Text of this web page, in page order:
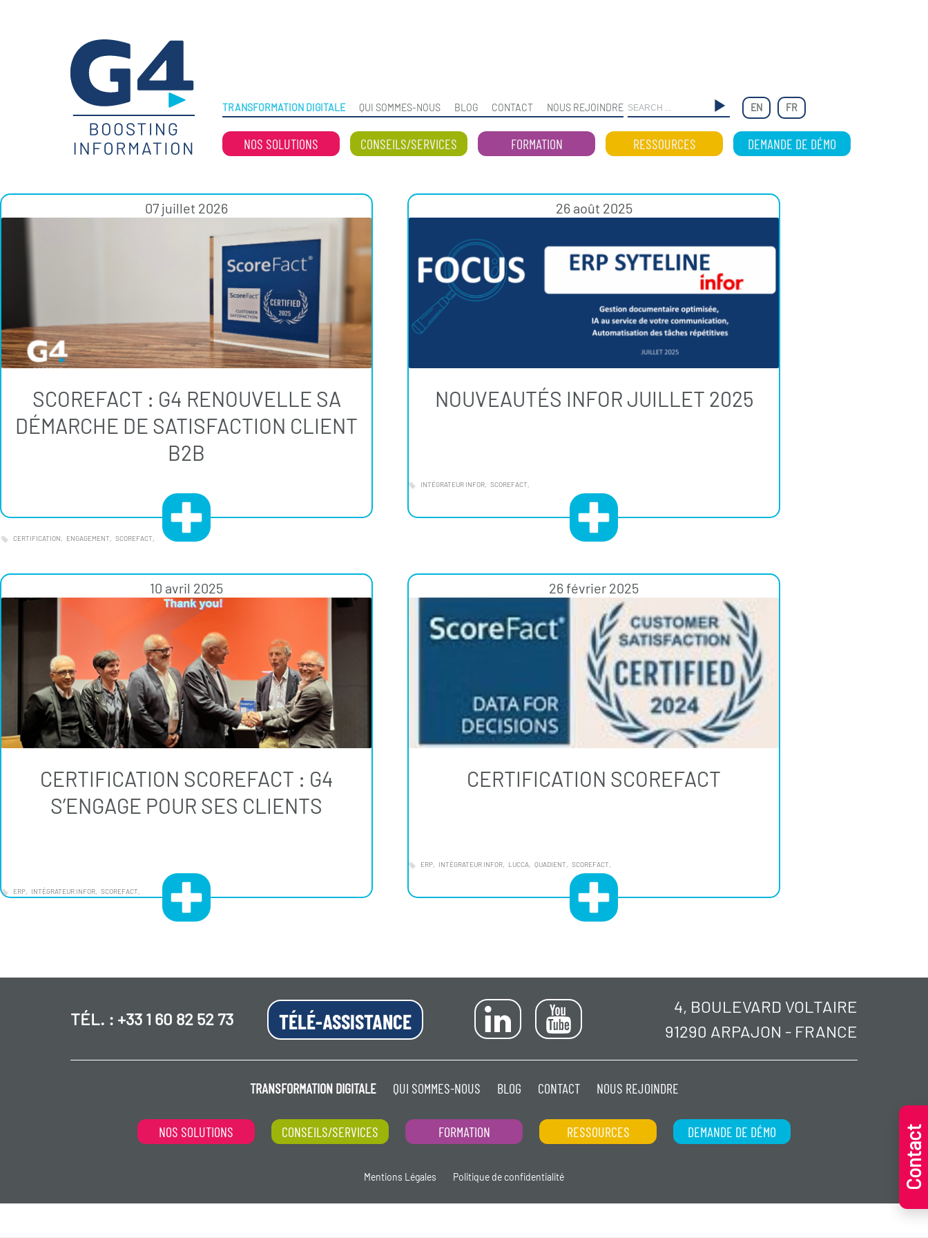
TRANSFORMATION DIGITALE QUI SOMMES-NOUS BLOG CONTACT NOUS REJOINDRE EN FR
NOS SOLUTIONS CONSEILS/SERVICES FORMATION RESSOURCES DEMANDE DE DÉMO
07 juillet 2026
SCOREFACT : G4 RENOUVELLE SA
DÉMARCHE DE SATISFACTION CLIENT
B2B
CERTIFICATION ENGAGEMENT SCOREFACT
26 août 2025
NOUVEAUTÉS INFOR JUILLET 2025
INTÉGRATEUR INFOR SCOREFACT
10 avril 2025
CERTIFICATION SCOREFACT : G4
S’ENGAGE POUR SES CLIENTS
ERP INTÉGRATEUR INFOR SCOREFACT
26 février 2025
CERTIFICATION SCOREFACT
ERP INTÉGRATEUR INFOR LUCCA QUADIENT SCOREFACT
TÉL. : +33 1 60 82 52 73 TÉLÉ-ASSISTANCE
4, BOULEVARD VOLTAIRE
91290 ARPAJON - FRANCE
TRANSFORMATION DIGITALE QUI SOMMES-NOUS BLOG CONTACT NOUS REJOINDRE
NOS SOLUTIONS CONSEILS/SERVICES FORMATION RESSOURCES DEMANDE DE DÉMO
Mentions Légales Politique de confidentialité Contact